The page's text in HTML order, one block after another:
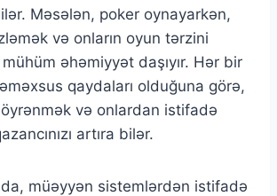
Məsələn, poker oynayarkən,
və onların oyun tərzini
əhəmiyyət daşıyır. Hər bir
qaydaları olduğuna görə,
və onlardan istifadə
artıra bilər.
müəyyən sistemlərdən istifadə